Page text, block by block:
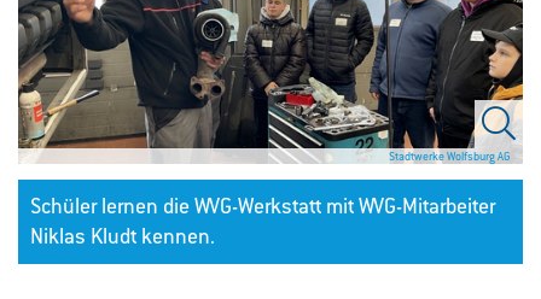
Stadtwerke Wolfsburg AG
Schüler lernen die WVG-Werkstatt mit WVG-Mitarbeiter
Niklas Kludt kennen.